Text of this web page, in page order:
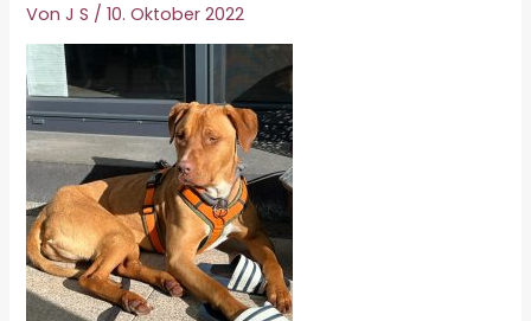
VonJ S /10. Oktober 2022